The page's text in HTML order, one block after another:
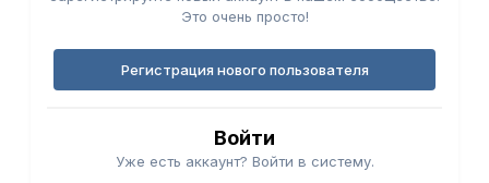
Это очень просто!
Регистрация нового пользователя
Войти
Уже есть аккаунт? Войти в систему.